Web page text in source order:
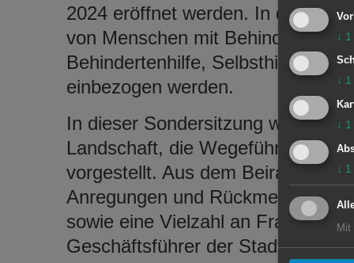
2024 eröffnet werden. In der
von Menschen mit
Behindertenhilfe,
einbezogen werden.
In dieser Sondersitzung wurde
Landschaft, die Wegeführung
vorgestellt. Aus dem Beirat
Anregungen und Rückmeldungen
sowie eine Vielzahl an Fragen an
Geschäftsführer der Stadtwerke
↓ 1
↓ 1
↓ 1
↓ 1
Mit